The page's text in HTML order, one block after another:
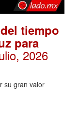
tiempo
para
2026
su gran valor